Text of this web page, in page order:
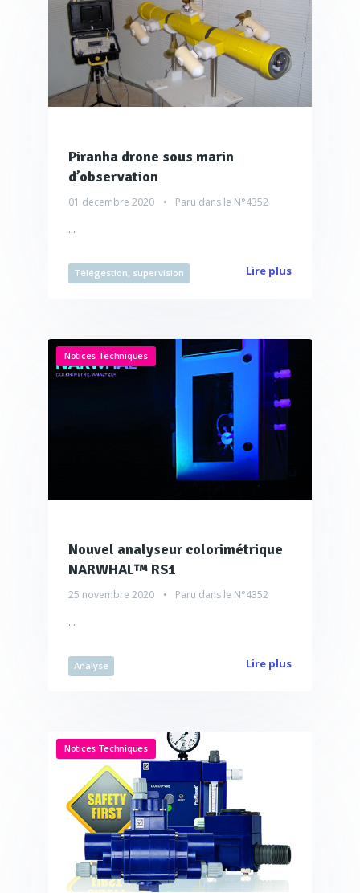
Piranha drone sous marin
d’observation
01 decembre 2020 Paru dans le N°4352
...
Télégestion, supervision Lire plus
Notices Techniques
Nouvel analyseur colorimétrique
NARWHAL™ RS1
25 novembre 2020 Paru dans le N°4352
...
Analyse Lire plus
Notices Techniques